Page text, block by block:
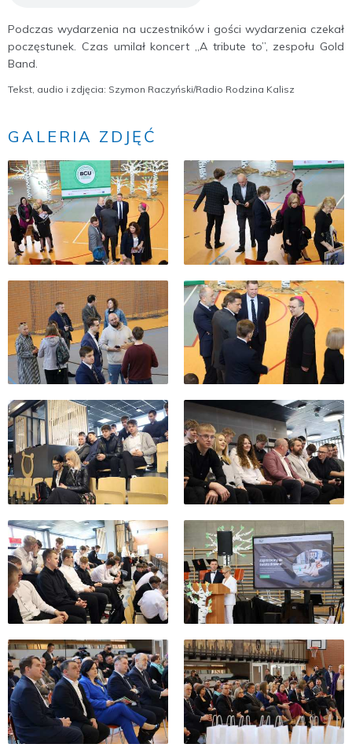
Podczas wydarzenia na uczestników i gości wydarzenia czekał
poczęstunek. Czas umilał koncert „A tribute to”, zespołu Gold
Band.
Tekst, audio i zdjęcia: Szymon Raczyński/Radio Rodzina Kalisz
GALERIA ZDJĘĆ